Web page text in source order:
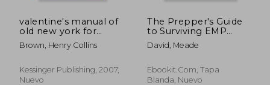
valentine's manual of
old new york for
1916-17 (en Inglés)
Brown, Henry Collins
Kessinger Publishing, 2007,
Nuevo
The Prepper's Guide
to Surviving EMP
Attacks, Solar Flares
and Grid Failures (en
David, Meade
Ebookit.com, Tapa
Blanda, Nuevo